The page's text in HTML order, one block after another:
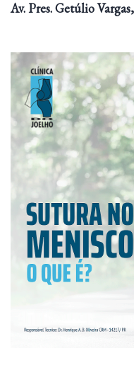
Av. Pres. Getúlio